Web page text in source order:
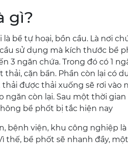
gì?
là bể tự hoại, bồn cầu. Là nơi
sử dụng mà kích thước bể
3 ngăn chứa. Trong đó có 1
thải, cặn bẩn. Phần còn lại có
được thải xuống sẽ rơi vào
ngăn còn lại. Sau một thời
bể phốt bị tắc hiện nay
bệnh viện, khu công nghiệp
thế, bể phốt sẽ nhanh đầy,